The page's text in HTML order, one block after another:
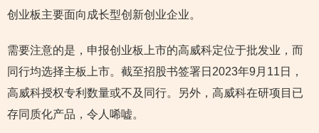
创业板主要面向成长型创新创业企业。
需要注意的是，申报创业板上市的高威科定位于批发业，而
同行均选择主板上市。截至招股书签署日2023年9月11日，
高威科授权专利数量或不及同行。另外，高威科在研项目已
存同质化产品，令人唏嘘。